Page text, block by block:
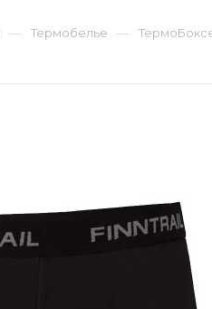
— Термобелье —